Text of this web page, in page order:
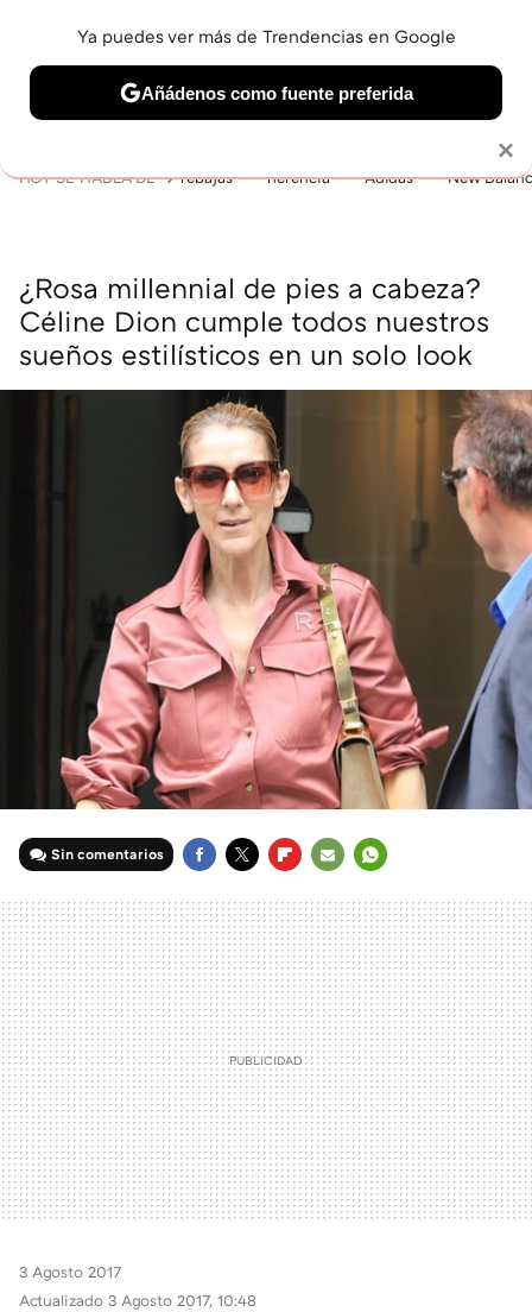
BELLEZA SHOPPING VIAJES GASTRO SNEAKERS
HOY SE HABLA DE rebajas herencia Adidas New
¿Rosa millennial de pies a cabeza?
Céline Dion cumple todos nuestros
sueños estilísticos en un solo look
Sin comentarios
MAIL
3 Agosto 2017
Actualizado 3 Agosto 2017, 10:48
×
Ya puedes ver más de Trendencias en Google
Añádenos como fuente preferida